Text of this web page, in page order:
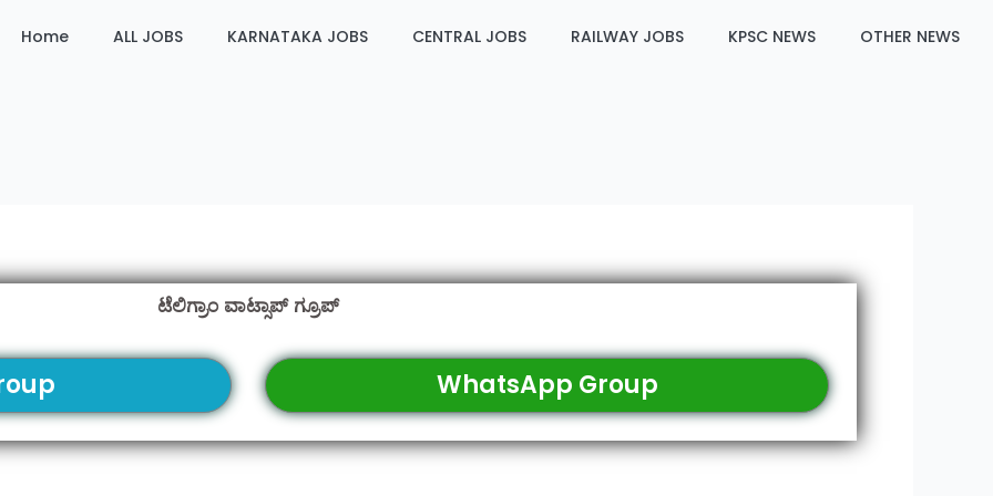
Home ALL JOBS KARNATAKA JOBS CENTRAL JOBS RAILWAY JOBS KPSC NEWS OTHER NEWS
ಟೆಲಿಗ್ರಾಂ ವಾಟ್ಸಾಪ್ ಗ್ರೂಪ್
WhatsApp Group